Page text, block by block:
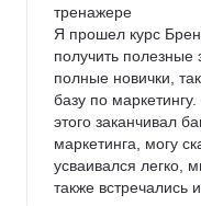
Но меня
ограниченное
все, что мне нужно
курса выполнена
информацию
Рекомендую курс с
рассчитывайте
тренажере
Я прошел курс
получить полезные
полные новички,
базу по
этого заканчивал
маркетинга, могу
усваивался легко,
также встречались